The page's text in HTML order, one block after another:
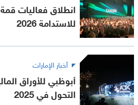
انطلاق فعاليات
للاستدامة 2026
أخبار الإمارات
أبوظبي للأوراق
التحول في 2025